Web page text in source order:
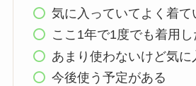
気に入っていてよく着て
ここ1年で1度でも着用し
あまり使わないけど気に
今後使う予定がある